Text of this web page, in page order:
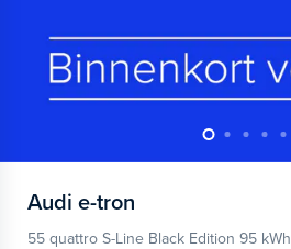
Audi e-tron
55 quattro S-Line Black Edition 95 kWh